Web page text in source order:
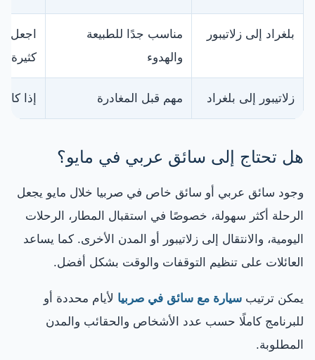
بلغراد إلى زلاتيبور
مناسب جدًا للطبيعة
والهدوء
اجعل
كثيرة
زلاتيبور إلى بلغراد مهم قبل المغادرة إذا
هل تحتاج إلى سائق عربي في مايو؟
وجود سائق عربي أو سائق خاص في صربيا خلال مايو يجعل
الرحلة أكثر سهولة، خصوصًا في استقبال المطار، الرحلات
اليومية، والانتقال إلى زلاتيبور أو المدن الأخرى. كما يساعد
العائلات على تنظيم التوقفات والوقت بشكل أفضل.
يمكن ترتيب سيارة مع سائق في صربيا لأيام محددة أو
للبرنامج كاملًا حسب عدد الأشخاص والحقائب والمدن
المطلوبة.